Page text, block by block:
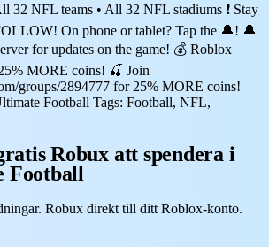
32 NFL teams • All 32 NFL stadiums ❗ Stay
On phone or tablet? Tap the 🔔! 🔔
for updates on the game! 💰 Roblox
MORE coins! 🍒 Join
groups/2894777 for 25% MORE coins!
Football Tags: Football, NFL,
Robux att spendera i
Football
Robux direkt till ditt Roblox-konto.